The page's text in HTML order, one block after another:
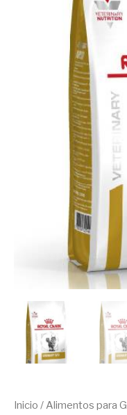
Inicio / Alimentos para